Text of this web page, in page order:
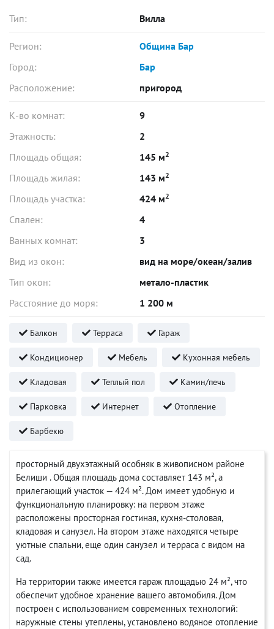
Тип: Вилла
Регион:
Община Бар
Город:
Бар
Расположение:
пригород
К-во комнат:
9
Этажность:
2
Площадь общая:
145 м2
Площадь жилая: 143 м2
Площадь участка: 424 м2
Спален:
4
Ванных комнат:
3
Вид из окон:
вид на море/океан/залив
Тип окон:
метало-пластик
Расстояние до моря:
1 200 м
Балкон Терраса Гараж
Кондиционер Мебель Кухонная мебель
Кладовая Теплый пол Камин/печь
Парковка Интернет Отопление
Барбекю
просторный двухэтажный особняк в живописном районе
Белиши . Общая площадь дома составляет 143 м², а
прилегающий участок — 424 м². Дом имеет удобную и
функциональную планировку: на первом этаже
расположены просторная гостиная, кухня-столовая,
кладовая и санузел. На втором этаже находятся четыре
уютные спальни, еще один санузел и терраса с видом на
сад.
На территории также имеется гараж площадью 24 м², что
обеспечит удобное хранение вашего автомобиля. Дом
построен с использованием современных технологий:
наружные стены утеплены, установлено водяное отопление